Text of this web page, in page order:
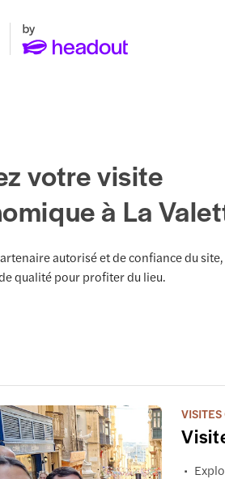
votre visite
à La
autorisé et de confiance du
qualité pour profiter du lieu.